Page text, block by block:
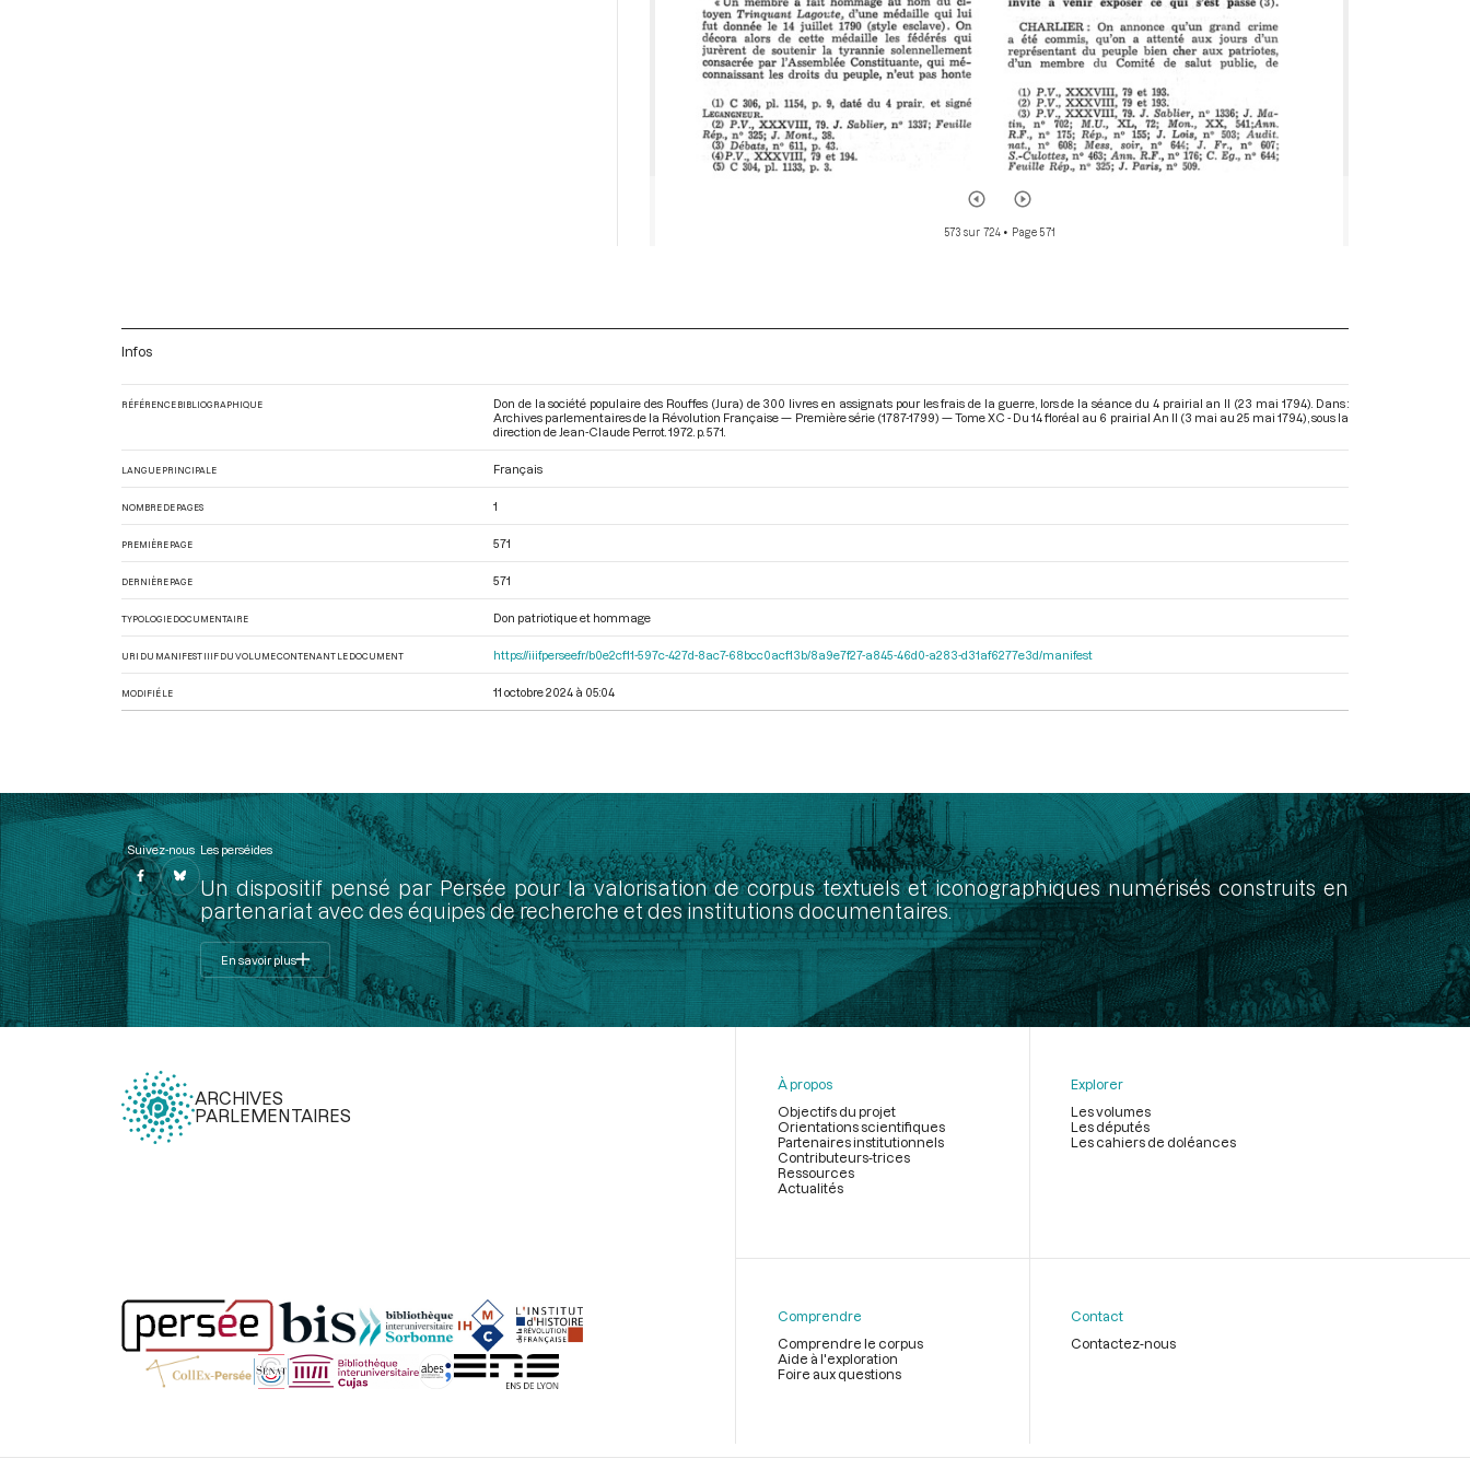
573 sur 724• Page 571
Infos
RÉFÉRENCE BIBLIOGRAPHIQUE
Don de la société populaire des Rouffes (Jura) de 300 livres en assignats pour les frais de la guerre, lors de la séance du 4 prairial an II (23 mai 1794). Dans :
Archives parlementaires de la Révolution Française — Première série (1787-1799) — Tome XC - Du 14 floréal au 6 prairial An II (3 mai au 25 mai 1794) , sous la
direction de Jean-Claude Perrot. 1972. p. 571.
LANGUE PRINCIPALE Français
NOMBRE DE PAGES 1
PREMIÈRE PAGE 571
DERNIÈRE PAGE 571
TYPOLOGIE DOCUMENTAIRE Don patriotique et hommage
URI DU MANIFEST IIIF DU VOLUME CONTENANT LE DOCUMENT https://iiif.persee.fr/b0e2cf11-597c-427d-8ac7-68bcc0acf13b/8a9e7f27-a845-46d0-a283-d31af6277e3d/manifest
MODIFIÉ LE 11 octobre 2024 à 05:04
Suivez-nous Les perséides
Un dispositif pensé par Persée pour la valorisation de corpus textuels et iconographiques numérisés construits en
partenariat avec des équipes de recherche et des institutions documentaires.
En savoir plus
ARCHIVES
PARLEMENTAIRES
page
À propos
Objectifs du projet
Orientations scientifiques
Partenaires institutionnels
Contributeurs-trices
Ressources
Actualités
Explorer
Les volumes
Les députés
Les cahiers de doléances
Comprendre
Comprendre le corpus
Aide à l'exploration
Foire aux questions
Contact
Contactez-nous
Légal